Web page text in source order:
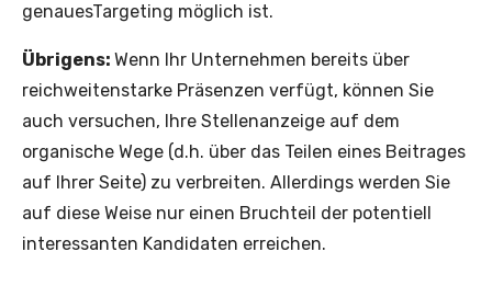
genauesTargeting möglich ist.
Übrigens: Wenn Ihr Unternehmen bereits über
reichweitenstarke Präsenzen verfügt, können Sie
auch versuchen, Ihre Stellenanzeige auf dem
organische Wege (d.h. über das Teilen eines Beitrages
auf Ihrer Seite) zu verbreiten. Allerdings werden Sie
auf diese Weise nur einen Bruchteil der potentiell
interessanten Kandidaten erreichen.